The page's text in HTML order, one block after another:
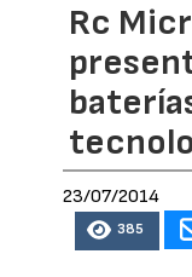
Rc
23/07/2014
385